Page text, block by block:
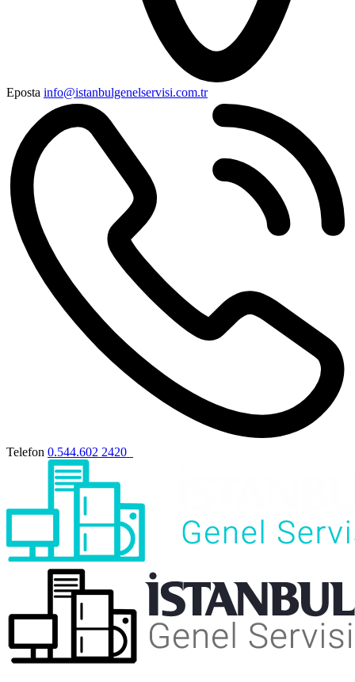
Eposta info@istanbulgenelservisi.com.tr
Telefon 0.544.602 2420